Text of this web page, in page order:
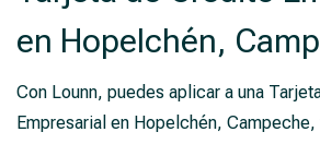
en Hopelchén,
Con Lounn, puedes aplicar a una
Empresarial en Hopelchén,